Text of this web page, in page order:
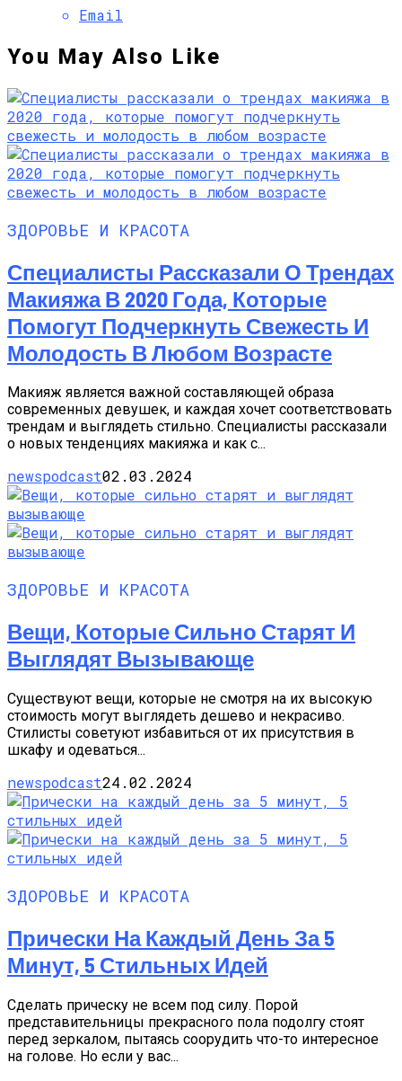
Email
You May Also Like
ЗДОРОВЬЕ И КРАСОТА
Специалисты Рассказали О Трендах
Макияжа В 2020 Года, Которые
Помогут Подчеркнуть Свежесть И
Молодость В Любом Возрасте
Макияж является важной составляющей образа
современных девушек, и каждая хочет соответствовать
трендам и выглядеть стильно. Специалисты рассказали
о новых тенденциях макияжа и как с...
newspodcast02.03.2024
ЗДОРОВЬЕ И КРАСОТА
Вещи, Которые Сильно Старят И
Выглядят Вызывающе
Существуют вещи, которые не смотря на их высокую
стоимость могут выглядеть дешево и некрасиво.
Стилисты советуют избавиться от их присутствия в
шкафу и одеваться...
newspodcast24.02.2024
ЗДОРОВЬЕ И КРАСОТА
Прически На Каждый День За 5
Минут, 5 Стильных Идей
Сделать прическу не всем под силу. Порой
представительницы прекрасного пола подолгу стоят
перед зеркалом, пытаясь соорудить что-то интересное
на голове. Но если у вас...